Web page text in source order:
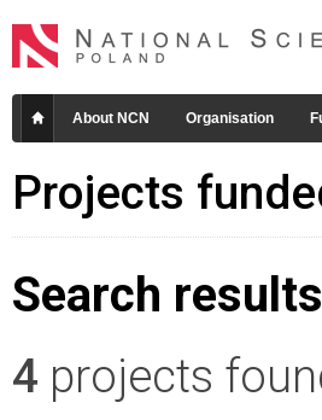
About NCN Organisation
Projects
Search results
4 projects